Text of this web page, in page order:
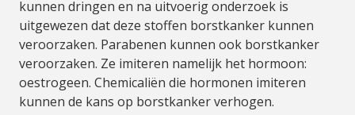
kunnen dringen en na uitvoerig onderzoek is
uitgewezen dat deze stoffen borstkanker kunnen
veroorzaken. Parabenen kunnen ook borstkanker
veroorzaken. Ze imiteren namelijk het hormoon:
oestrogeen. Chemicaliën die hormonen imiteren
kunnen de kans op borstkanker verhogen.